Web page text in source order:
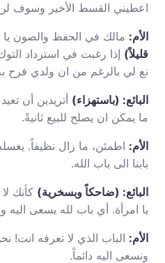
اعطيني القسط الأخير وسوف
الأم: مالك في الحفظ والصون
قليلاً) إذا رغبت في استرداد
نع لي بالرغم من ان ولدي فرح
البائع: (باستهزاء) أتريدين أن
ما يمكن ان يصلح للبيع ثانيةً.
الأم: اطمئن، ما زال نظيفاً.
بابنا الى باب الله.
البائع: (ضاحكاً وبسخرية) كأنك
يا امرأة. أي باب لله يسعى اليه
الأم: الباب الذي لا تعرفه انت!
ونسعى اليه دائماً.